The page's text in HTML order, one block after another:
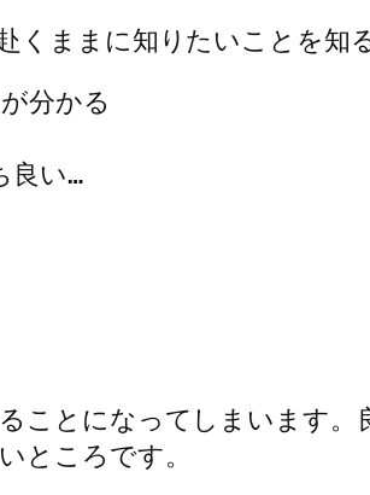
くままに知りたいことを知
分かる
良い…
ことになってしまいます。
ところです。